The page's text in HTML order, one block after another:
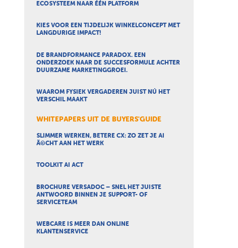
ECOSYSTEEM NAAR ÉÉN PLATFORM
KIES VOOR EEN TIJDELIJK WINKELCONCEPT MET
LANGDURIGE IMPACT!
DE BRANDFORMANCE PARADOX. EEN
ONDERZOEK NAAR DE SUCCESFORMULE ACHTER
DUURZAME MARKETINGGROEI.
WAAROM FYSIEK VERGADEREN JUIST NÚ HET
VERSCHIL MAAKT
WHITEPAPERS UIT DE BUYERS'GUIDE
SLIMMER WERKEN, BETERE CX: ZO ZET JE AI
Ã©CHT AAN HET WERK
TOOLKIT AI ACT
BROCHURE VERSADOC – SNEL HET JUISTE
ANTWOORD BINNEN JE SUPPORT- OF
SERVICETEAM
WEBCARE IS MEER DAN ONLINE
KLANTENSERVICE